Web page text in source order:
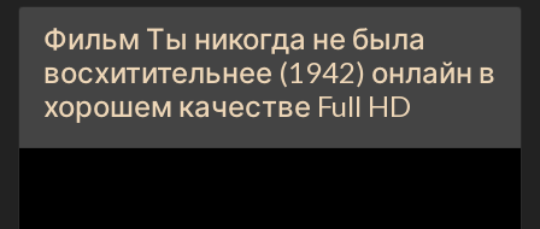
Фильм Ты никогда не была
восхитительнее (1942) онлайн в
хорошем качестве Full HD